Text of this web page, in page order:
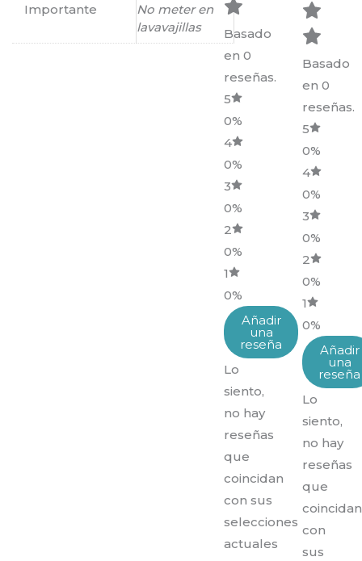
Importante
No meter en
lavavajillas
Basado
en 0
reseñas.
5
0%
4
0%
3
0%
2
0%
1
0%
Añadir
una
reseña
Lo
siento,
no hay
reseñas
que
coincidan
con sus
selecciones
actuales
Basado
en 0
reseñas.
5
0%
4
0%
3
0%
2
0%
1
0%
Añadir
una
reseña
Lo
siento,
no hay
reseñas
que
coincidan
con
sus